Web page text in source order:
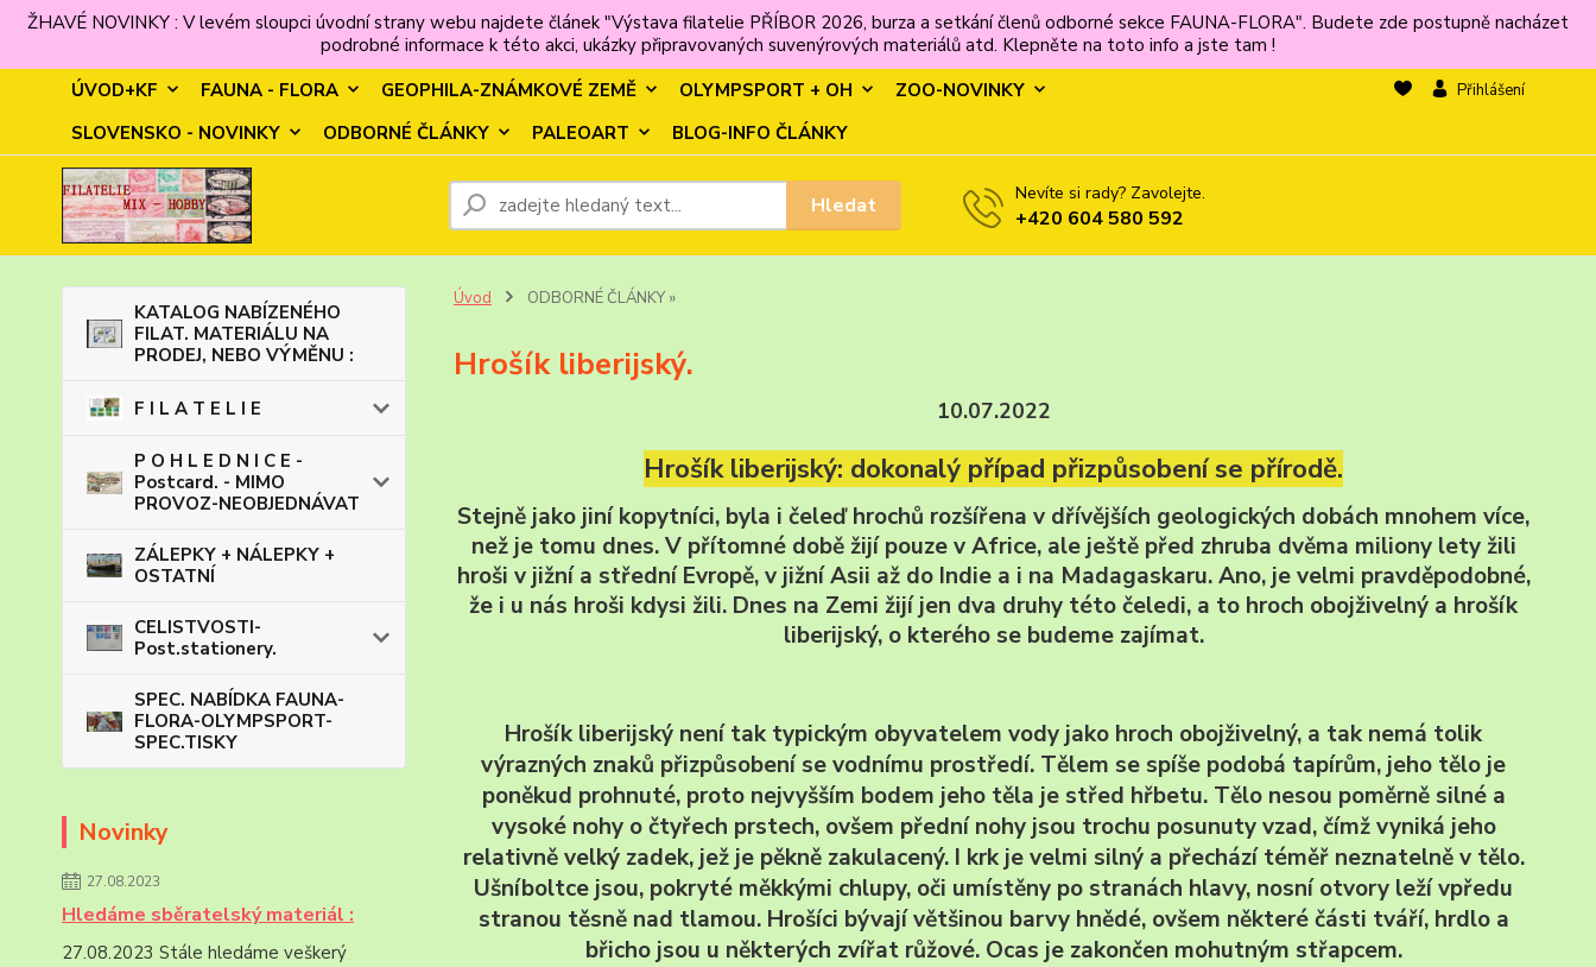
ŽHAVÉ NOVINKY : V levém sloupci úvodní strany webu najdete článek "Výstava filatelie PŘÍBOR 2026, burza a setkání členů odborné sekce FAUNA-FLORA". Budete zde postupně nacházet
podrobné informace k této akci, ukázky připravovaných suvenýrových materiálů atd. Klepněte na toto info a jste tam !
ÚVOD+KF
FAUNA - FLORA GEOPHILA-ZNÁMKOVÉ ZEMĚ OLYMPSPORT + OH
ZOO-NOVINKY
SLOVENSKO - NOVINKY
ODBORNÉ ČLÁNKY PALEOART BLOG-INFO ČLÁNKY
Přihlášení
Hledat Nevíte si rady? Zavolejte.
+420 604 580 592
KATALOG NABÍZENÉHO
FILAT. MATERIÁLU NA
PRODEJ, NEBO VÝMĚNU :
F I L A T E L I E
P O H L E D N I C E -
Postcard. - MIMO
PROVOZ-NEOBJEDNÁVAT
ZÁLEPKY + NÁLEPKY +
OSTATNÍ
CELISTVOSTI-
Post.stationery.
SPEC. NABÍDKA FAUNA-
FLORA-OLYMPSPORT-
SPEC.TISKY
Novinky
27.08.2023
Hledáme sběratelský materiál :
27.08.2023 Stále hledáme veškerý
Úvod ODBORNÉ ČLÁNKY »
Hrošík liberijský.
10.07.2022
Hrošík liberijský: dokonalý případ přizpůsobení se přírodě.
Stejně jako jiní kopytníci, byla i čeleď hrochů rozšířena v dřívějších geologických dobách mnohem více,
než je tomu dnes. V přítomné době žijí pouze v Africe, ale ještě před zhruba dvěma miliony lety žili
hroši v jižní a střední Evropě, v jižní Asii až do Indie a i na Madagaskaru. Ano, je velmi pravděpodobné,
že i u nás hroši kdysi žili. Dnes na Zemi žijí jen dva druhy této čeledi, a to hroch obojživelný a hrošík
liberijský, o kterého se budeme zajímat.
Hrošík liberijský není tak typickým obyvatelem vody jako hroch obojživelný, a tak nemá tolik
výrazných znaků přizpůsobení se vodnímu prostředí. Tělem se spíše podobá tapírům, jeho tělo je
poněkud prohnuté, proto nejvyšším bodem jeho těla je střed hřbetu. Tělo nesou poměrně silné a
vysoké nohy o čtyřech prstech, ovšem přední nohy jsou trochu posunuty vzad, čímž vyniká jeho
relativně velký zadek, jež je pěkně zakulacený. I krk je velmi silný a přechází téměř neznatelně v tělo.
Ušníboltce jsou, pokryté měkkými chlupy, oči umístěny po stranách hlavy, nosní otvory leží vpředu
stranou těsně nad tlamou. Hrošíci bývají většinou barvy hnědé, ovšem některé části tváří, hrdlo a
břicho jsou u některých zvířat růžové. Ocas je zakončen mohutným střapcem.